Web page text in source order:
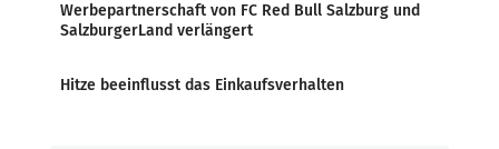
Werbepartnerschaft von FC Red Bull Salzburg und
SalzburgerLand verlängert
Hitze beeinflusst das Einkaufsverhalten